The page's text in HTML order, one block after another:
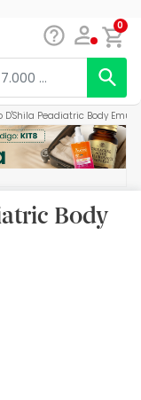
0
D'Shila Peadiatric Body
Body